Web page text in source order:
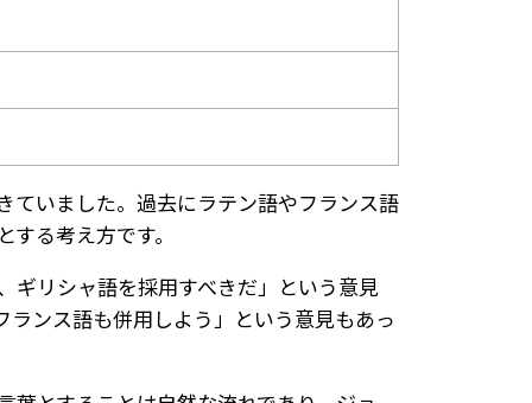
ていました。過去にラテン語やフランス語
る考え方です。
ギリシャ語を採用すべきだ」という意見
ンス語も併用しよう」という意見もあっ